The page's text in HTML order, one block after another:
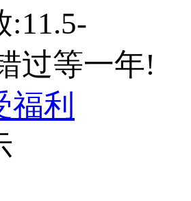
:11.5-
过等一年!
利